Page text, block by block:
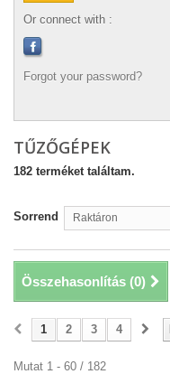
Or connect with :
Forgot your password?
TŰZŐGÉPEK
182 terméket találtam.
Sorrend Raktáron
Összehasonlítás (0)
1 2 3 4
Mutat 1 - 60 / 182